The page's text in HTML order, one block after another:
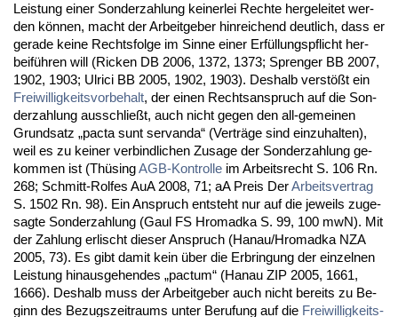
Leis­tung ei­ner Son­der­zah­lung kei­ner­lei Rech­te her­ge­lei­tet wer­
den können, macht der Ar­beit­ge­ber hin­rei­chend deut­lich, dass er
ge­ra­de kei­ne Rechts­fol­ge im Sin­ne ei­ner Erfüllungs­pflicht her­
beiführen will (Ri­cken DB 2006, 1372, 1373; Spren­ger BB 2007,
1902, 1903; Ul­ri­ci BB 2005, 1902, 1903). Des­halb verstößt ein
Frei­wil­lig­keits­vor­be­halt, der ei­nen Rechts­an­spruch auf die Son­
der­zah­lung aus­sch­ließt, auch nicht ge­gen den all-ge­mei­nen
Grund­satz „pac­ta sunt ser­van­da“ (Verträge sind ein­zu­hal­ten),
weil es zu kei­ner ver­bind­li­chen Zu­sa­ge der Son­der­zah­lung ge­
kom­men ist (ThüsingAGB-Kon­trol­le im Ar­beits­recht S. 106 Rn.
268; Sch­mitt-Rol­fes AuA 2008, 71; aA Preis DerAr­beits­ver­trag
S. 1502 Rn. 98). Ein An­spruch ent­steht nur auf die je­weils zu­ge­
sag­te Son­der­zah­lung (Gaul FS Hromad­ka S. 99, 100 mwN). Mit
der Zah­lung er­lischt die­ser An­spruch (Ha­nau/Hromad­ka NZA
2005, 73). Es gibt da­mit kein über die Er­brin­gung der ein­zel­nen
Leis­tung hin­aus­ge­hen­des „pac­tum“ (Ha­nau ZIP 2005, 1661,
1666). Des­halb muss der Ar­beit­ge­ber auch nicht be­reits zu Be­
ginn des Be­zugs­zeit­raums un­ter Be­ru­fung auf die Frei­wil­lig­keits­